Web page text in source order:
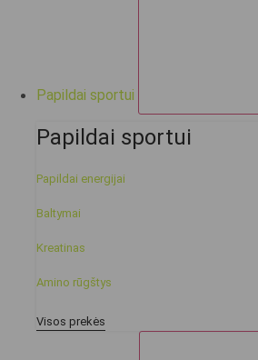
Papildai sportui
Papildai sportui
Papildai energijai
Baltymai
Kreatinas
Amino rūgštys
Visos prekės